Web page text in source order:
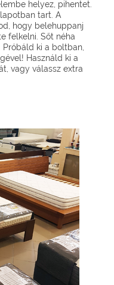
helyez, pihentet.
tart. A
hogy belehuppanj
felkelni. Sőt néha
ki a boltban,
Használd ki a
vagy válassz extra